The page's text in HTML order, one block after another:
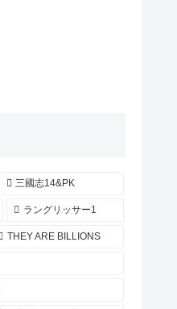
三國志14&PK
ラングリッサー1
THEY ARE BILLIONS